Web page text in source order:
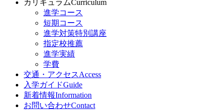
カリキュラムCurriculum
進学コース
短期コース
進学対策特別講座
指定校推薦
進学実績
学費
交通・アクセスAccess
入学ガイドGuide
新着情報Information
お問い合わせContact